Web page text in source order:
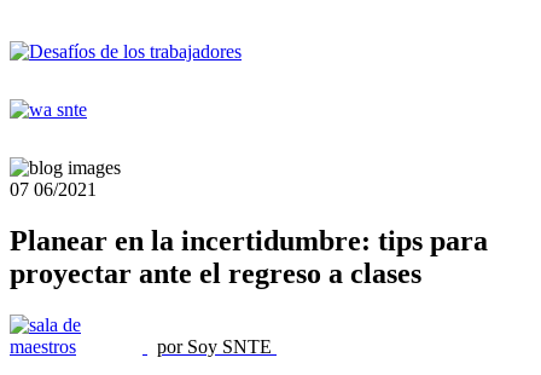
07 06/2021
Planear en la incertidumbre: tips para
proyectar ante el regreso a clases
por Soy SNTE